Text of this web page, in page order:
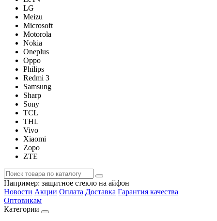
LG
Meizu
Microsoft
Motorola
Nokia
Oneplus
Oppo
Philips
Redmi 3
Samsung
Sharp
Sony
TCL
THL
Vivo
Xiaomi
Zopo
ZTE
Например: защитное стекло на айфон
Новости Акции Оплата Доставка Гарантия качества
Оптовикам
Категории